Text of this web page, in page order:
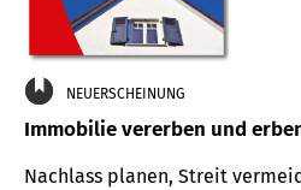
NEUERSCHEINUNG
Immobilie vererben und
Nachlass planen, Streit